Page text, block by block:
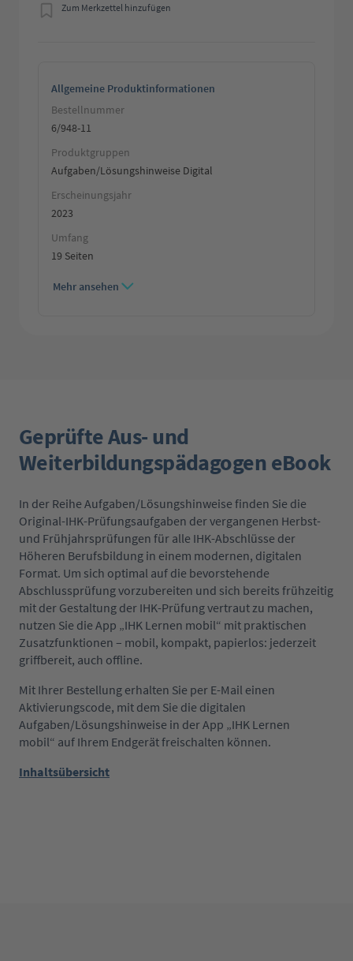
Zum Merkzettel hinzufügen
Allgemeine Produktinformationen
Bestellnummer
6/948-11
Produktgruppen
Aufgaben/Lösungshinweise Digital
Erscheinungsjahr
2023
Umfang
19 Seiten
Mehr ansehen
Geprüfte Aus- und
Weiterbildungspädagogen eBook
In der Reihe Aufgaben/Lösungshinweise finden Sie die
Original-IHK-Prüfungsaufgaben der vergangenen Herbst-
und Frühjahrsprüfungen für alle IHK-Abschlüsse der
Höheren Berufsbildung in einem modernen, digitalen
Format. Um sich optimal auf die bevorstehende
Abschlussprüfung vorzubereiten und sich bereits frühzeitig
mit der Gestaltung der IHK-Prüfung vertraut zu machen,
nutzen Sie die App „IHK Lernen mobil“ mit praktischen
Zusatzfunktionen – mobil, kompakt, papierlos: jederzeit
griffbereit, auch offline.
Mit Ihrer Bestellung erhalten Sie per E-Mail einen
Aktivierungscode, mit dem Sie die digitalen
Aufgaben/Lösungshinweise in der App „IHK Lernen
mobil“ auf Ihrem Endgerät freischalten können.
Inhaltsübersicht